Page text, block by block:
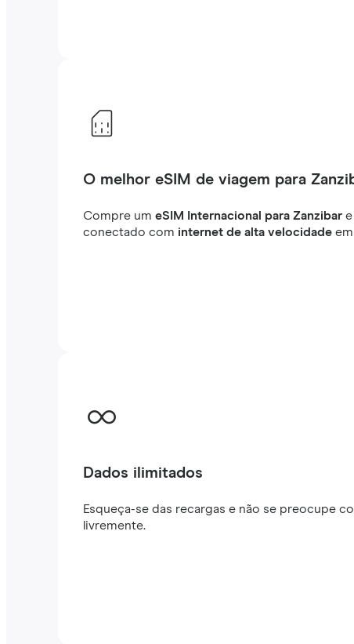
O melhor eSIM de viagem para
Compre umeSIM Internacional para Zanzibar
conectado com internet de alta velocidade
Dados ilimitados
Esqueça-se das recargas e não se preocupe
livremente.